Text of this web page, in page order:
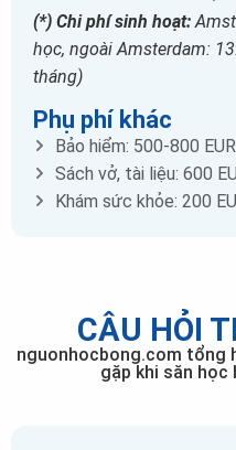
(*) Chi phí sinh hoạt:
học, ngoài Amsterdam:
tháng)
Phụ phí khác
Bảo hiểm: 500-800
Sách vở, tài liệu: 600
Khám sức khỏe: 200
CÂU HỎI
nguonhocbong.com tổng
gặp khi săn học